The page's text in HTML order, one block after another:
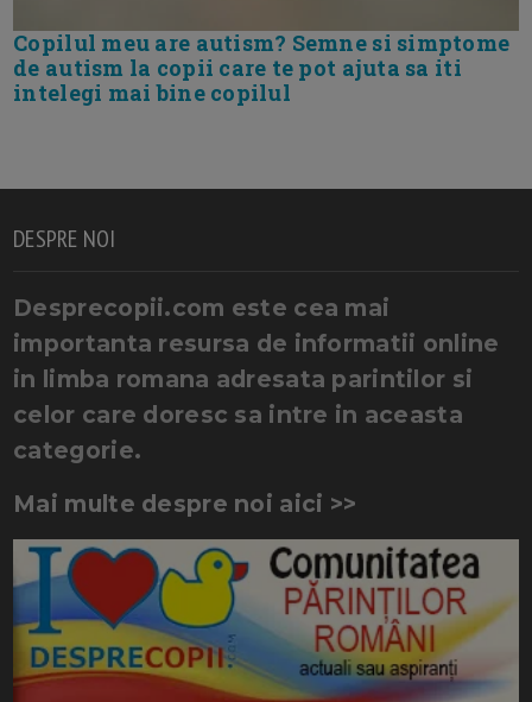
Copilul meu are autism? Semne si simptome
de autism la copii care te pot ajuta sa iti
intelegi mai bine copilul
DESPRE NOI
Desprecopii.com este cea mai
importanta resursa de informatii online
in limba romana adresata parintilor si
celor care doresc sa intre in aceasta
categorie.
Mai multe despre noi aici >>